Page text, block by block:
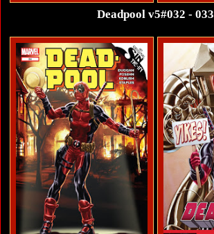
Deadpool v5#032 - 033